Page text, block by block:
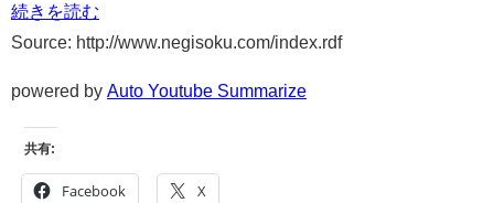
続きを読む
Source: http://www.negisoku.com/index.rdf
powered by Auto Youtube Summarize
共有:
Facebook X